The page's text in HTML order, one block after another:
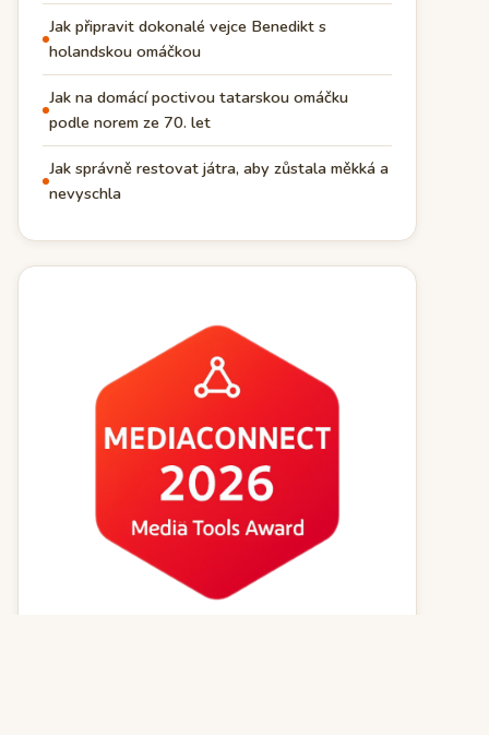
Jak připravit dokonalé vejce Benedikt s
holandskou omáčkou
Jak na domácí poctivou tatarskou omáčku
podle norem ze 70. let
Jak správně restovat játra, aby zůstala měkká a
nevyschla